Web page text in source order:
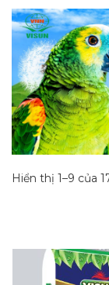
Hiển thị 1–9 của